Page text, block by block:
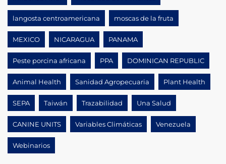
langosta centroamericana moscas de la fruta
MEXICO NICARAGUA PANAMA
Peste porcina africana PPA DOMINICAN REPUBLIC
Animal Health Sanidad Agropecuaria Plant Health
SEPA Taiwán Trazabilidad Una Salud
CANINE UNITS Variables Climáticas Venezuela
Webinarios